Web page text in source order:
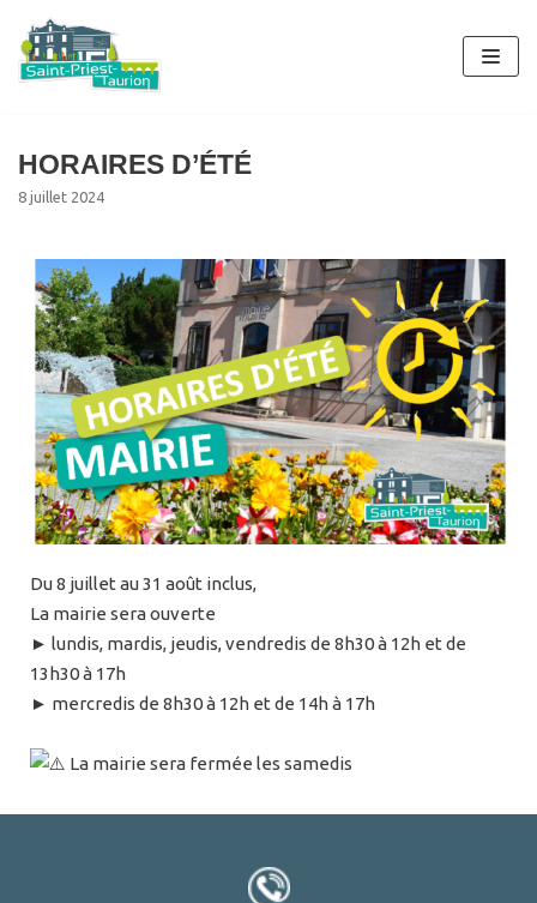
Aller
au
contenu
HORAIRES D’ÉTÉ
8 juillet 2024
Du 8 juillet au 31 août inclus,
La mairie sera ouverte
► lundis, mardis, jeudis, vendredis de 8h30 à 12h et de
13h30 à 17h
► mercredis de 8h30 à 12h et de 14h à 17h
La mairie sera fermée les samedis